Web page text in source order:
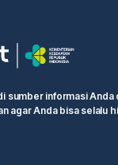
sumber informasi Anda
agar Anda bisa selalu